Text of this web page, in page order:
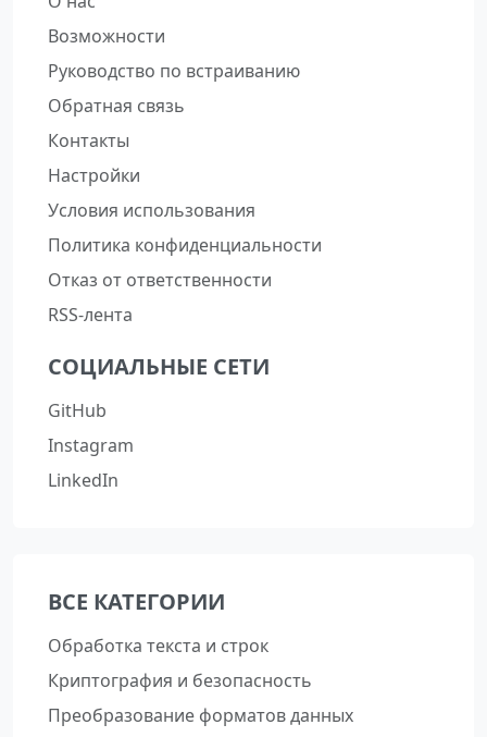
Возможности
Руководство по встраиванию
Обратная связь
Контакты
Настройки
Условия использования
Политика конфиденциальности
Отказ от ответственности
RSS-лента
СОЦИАЛЬНЫЕ СЕТИ
GitHub
Instagram
LinkedIn
ВСЕ КАТЕГОРИИ
Обработка текста и строк
Криптография и безопасность
Преобразование форматов данных